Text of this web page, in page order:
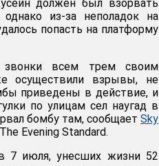
должен был взорвать
из-за неполадок на
попасть на платформу
звонки всем трем своим
осуществили взрывы, не
приведены в действие, и
по улицам сел наугад в
бомбу там, сообщает Sky
Evening Standard.
7 июля, унесших жизни 52